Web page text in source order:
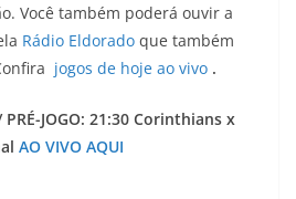
Você também poderá ouvir a
Rádio Eldorado que também
jogos de hoje ao vivo .
PRÉ-JOGO: 21:30 Corinthians x
AO VIVO AQUI